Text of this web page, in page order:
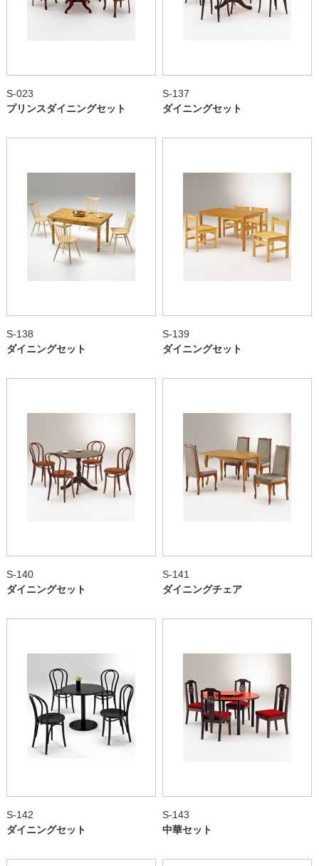
S-023
プリンスダイニングセット
S-137
ダイニングセット
S-138
ダイニングセット
S-139
ダイニングセット
S-140
ダイニングセット
S-141
ダイニングチェア
S-142
ダイニングセット
S-143
中華セット